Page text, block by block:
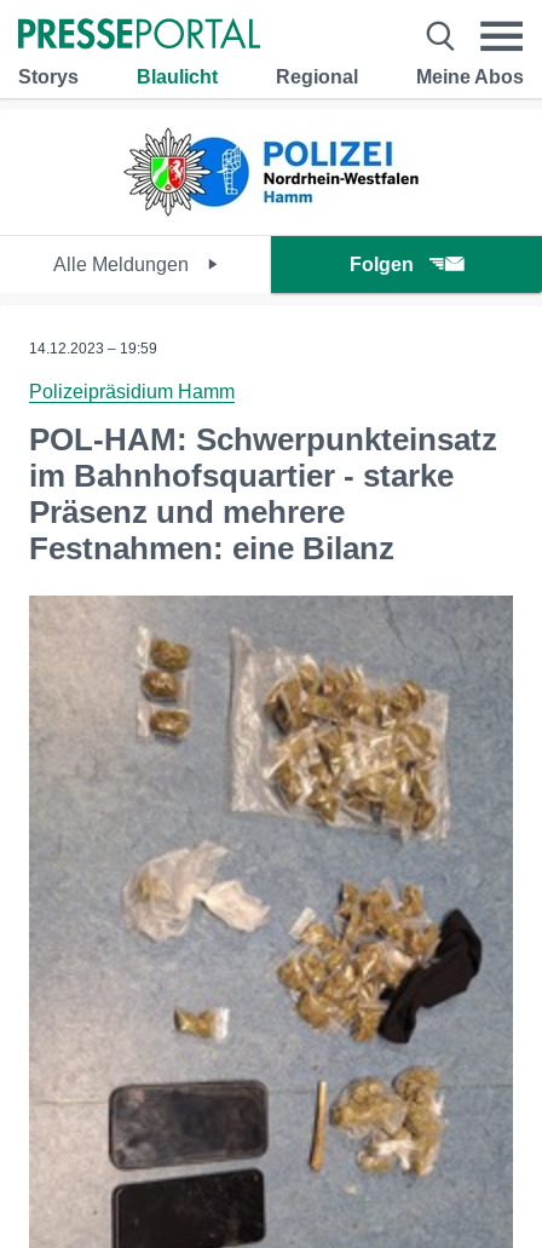
Storys Blaulicht Regional Meine Abos
Alle Meldungen Folgen
14.12.2023 – 19:59
Polizeipräsidium Hamm
POL-HAM: Schwerpunkteinsatz
im Bahnhofsquartier - starke
Präsenz und mehrere
Festnahmen: eine Bilanz